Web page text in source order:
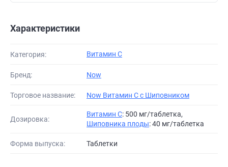
Характеристики
Категория: Витамин С
Бренд: Now
Торговое название: Now Витамин C с Шиповником
Дозировка:
Витамин С: 500 мг/таблетка,
Шиповника плоды: 40 мг/таблетка
Форма выпуска: Таблетки